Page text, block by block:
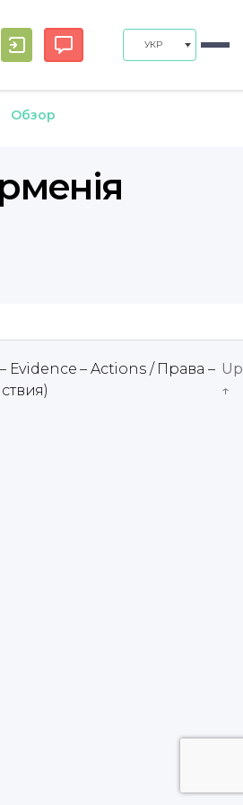
УКР
Обзор
Evidence – Actions / Права – Up
↑